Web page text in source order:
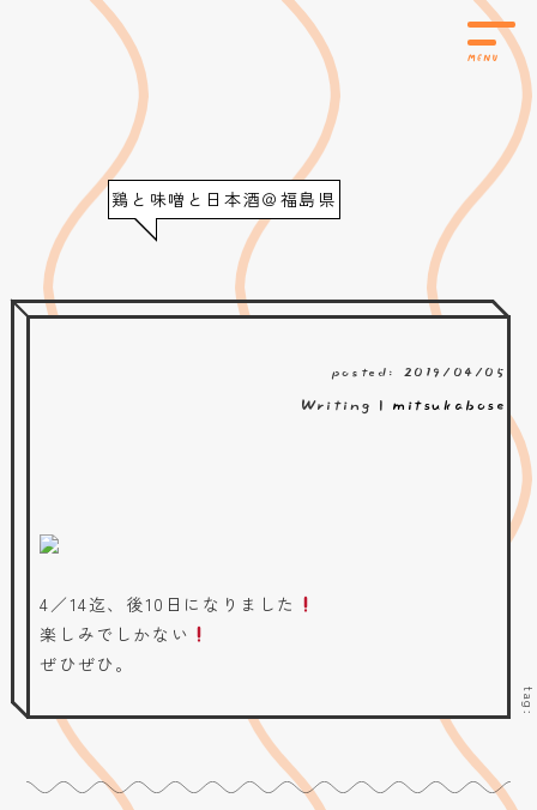
鶏と味噌と日本酒＠福島県
posted: 2019/04/05
Writing | mitsukabose
4／14迄、後10日になりました
楽しみでしかない
ぜひぜひ。